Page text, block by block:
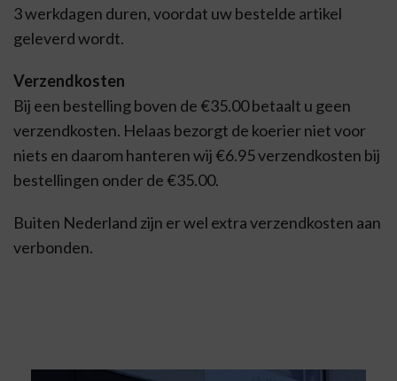
3 werkdagen duren, voordat uw bestelde artikel
geleverd wordt.
Verzendkosten
Bij een bestelling boven de €35.00 betaalt u geen
verzendkosten. Helaas bezorgt de koerier niet voor
niets en daarom hanteren wij €6.95 verzendkosten bij
bestellingen onder de €35.00.
Buiten Nederland zijn er wel extra verzendkosten aan
verbonden.